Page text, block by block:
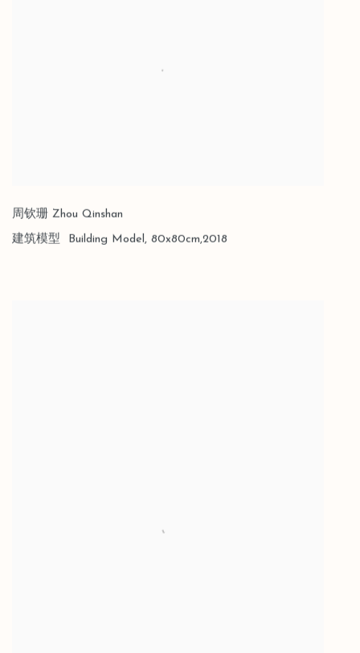
周钦珊 Zhou Qinshan
建筑模型 Building Model, 80x80cm,2018